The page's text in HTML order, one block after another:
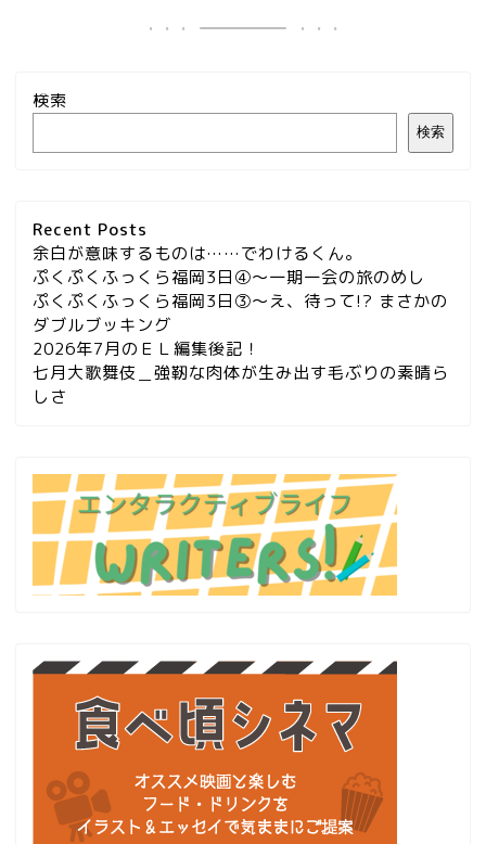
検索
検索
Recent Posts
余白が意味するものは……でわけるくん。
ぷくぷくふっくら福岡3日④～一期一会の旅のめし
ぷくぷくふっくら福岡3日③～え、待って!? まさかの
ダブルブッキング
2026年7月のＥＬ編集後記！
七月大歌舞伎＿強靭な肉体が生み出す毛ぶりの素晴ら
しさ